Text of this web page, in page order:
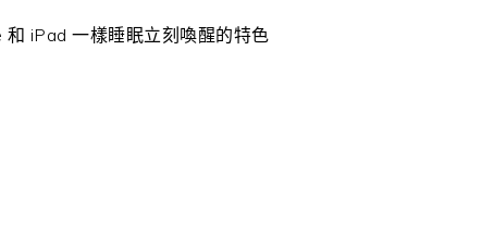
iPad 一樣睡眠立刻喚醒的特色